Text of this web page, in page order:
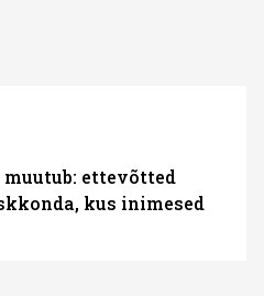
ettevõtted
kus inimesed